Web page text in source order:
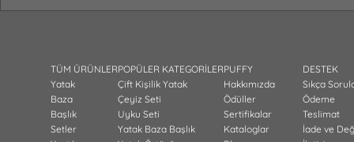
TÜM ÜRÜNLER
Yatak
Baza
Başlık
Setler
POPÜLER KATEGORİLER
Çift Kişilik Yatak
Çeyiz Seti
Uyku Seti
Yatak Baza Başlık
PUFFY
Hakkımızda
Ödüller
Sertifikalar
Kataloglar
DESTEK
Sıkça
Ödeme
Teslimat
İade ve